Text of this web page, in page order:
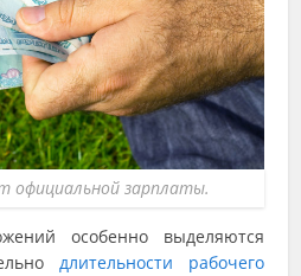
официальной зарплаты.
особенно выделяются
длительности рабочего